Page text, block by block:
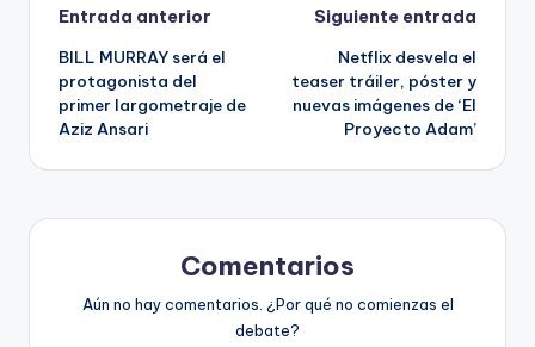
Navegación
de
entradas
Entrada anterior
BILL MURRAY será el
protagonista del
primer largometraje de
Aziz Ansari
Siguiente entrada
Netflix desvela el
teaser tráiler, póster y
nuevas imágenes de ‘El
Proyecto Adam’
Comentarios
Aún no hay comentarios. ¿Por qué no comienzas el
debate?